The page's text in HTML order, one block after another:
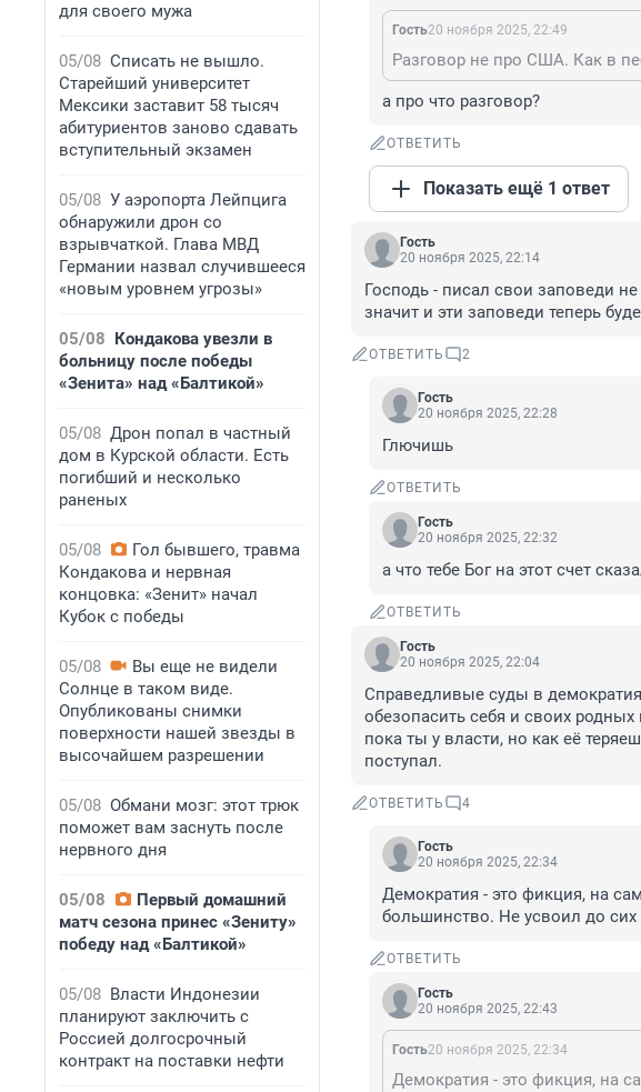
для своего мужа
05/08 Списать не вышло.
Старейший университет
Мексики заставит 58 тысяч
абитуриентов заново сдавать
вступительный экзамен
05/08 У аэропорта Лейпцига
обнаружили дрон со
взрывчаткой. Глава МВД
Германии назвал случившееся
«новым уровнем угрозы»
05/08 Кондакова увезли в
больницу после победы
«Зенита» над «Балтикой»
05/08 Дрон попал в частный
дом в Курской области. Есть
погибший и несколько
раненых
05/08
Гол бывшего, травма
Кондакова и нервная
концовка: «Зенит» начал
Кубок с победы
05/08
Вы еще не видели
Солнце в таком виде.
Опубликованы снимки
поверхности нашей звезды в
высочайшем разрешении
05/08 Обмани мозг: этот трюк
поможет вам заснуть после
нервного дня
05/08
Первый домашний
матч сезона принес «Зениту»
победу над «Балтикой»
05/08 Власти Индонезии
планируют заключить с
Россией долгосрочный
контракт на поставки нефти
Гость20 ноября 2025, 22:49
Разговор не про США. Как в
а про что разговор?
ОТВЕТИТЬ
Показать ещё 1 ответ
Гость
20 ноября 2025, 22:14
Господь - писал свои заповеди
значит и эти заповеди теперь
ОТВЕТИТЬ 2
Гость
20 ноября 2025, 22:28
Глючишь
ОТВЕТИТЬ
Гость
20 ноября 2025, 22:32
а что тебе Бог на этот счет
ОТВЕТИТЬ
Гость
20 ноября 2025, 22:04
Справедливые суды в
обезопасить себя и своих
пока ты у власти, но как её
поступал.
ОТВЕТИТЬ 4
Гость
20 ноября 2025, 22:34
Демократия - это фикция, на
большинство. Не усвоил до сих
ОТВЕТИТЬ
Гость
20 ноября 2025, 22:43
Гость20 ноября 2025, 22:34